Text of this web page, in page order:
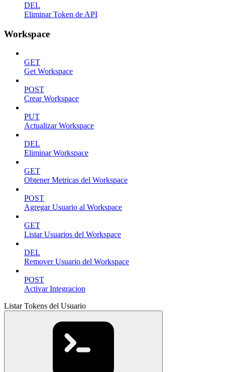
DEL
Eliminar Token de API
Workspace
GET
Get Workspace
POST
Crear Workspace
PUT
Actualizar Workspace
DEL
Eliminar Workspace
GET
Obtener Metricas del Workspace
POST
Agregar Usuario al Workspace
GET
Listar Usuarios del Workspace
DEL
Remover Usuario del Workspace
POST
Activar Integracion
Listar Tokens del Usuario